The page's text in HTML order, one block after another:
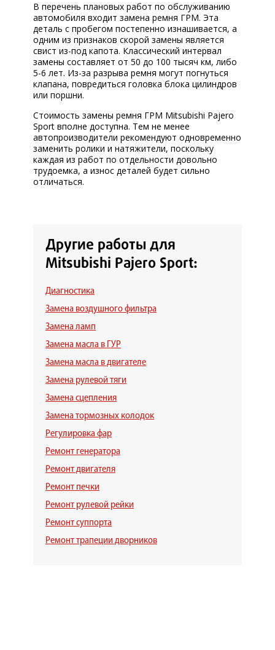
В перечень плановых работ по обслуживанию
автомобиля входит замена ремня ГРМ. Эта
деталь с пробегом постепенно изнашивается, а
одним из признаков скорой замены является
свист из-под капота. Классический интервал
замены составляет от 50 до 100 тысяч км, либо
5-6 лет. Из-за разрыва ремня могут погнуться
клапана, повредиться головка блока цилиндров
или поршни.
Стоимость замены ремня ГРМ Mitsubishi Pajero
Sport вполне доступна. Тем не менее
автопроизводители рекомендуют одновременно
заменить ролики и натяжители, поскольку
каждая из работ по отдельности довольно
трудоемка, а износ деталей будет сильно
отличаться.
Другие работы для
Mitsubishi Pajero Sport:
Диагностика
Замена воздушного фильтра
Замена ламп
Замена масла в ГУР
Замена масла в двигателе
Замена рулевой тяги
Замена сцепления
Замена тормозных колодок
Регулировка фар
Ремонт генератора
Ремонт двигателя
Ремонт печки
Ремонт рулевой рейки
Ремонт суппорта
Ремонт трапеции дворников